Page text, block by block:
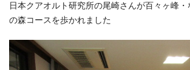
日本クアオルト研究所の尾崎さんが百々ヶ峰
の森コースを歩かれました